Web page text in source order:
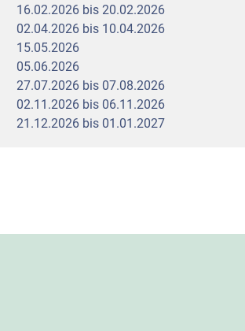
16.02.2026 bis 20.02.2026
02.04.2026 bis 10.04.2026
15.05.2026
05.06.2026
27.07.2026 bis 07.08.2026
02.11.2026 bis 06.11.2026
21.12.2026 bis 01.01.2027